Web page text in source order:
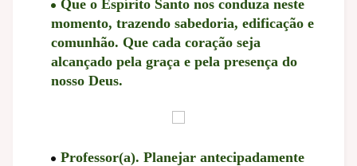
Que o Espírito Santo nos conduza neste
momento, trazendo sabedoria, edificação e
comunhão. Que cada coração seja
alcançado pela graça e pela presença do
nosso Deus.
Professor(a). Planejar antecipadamente